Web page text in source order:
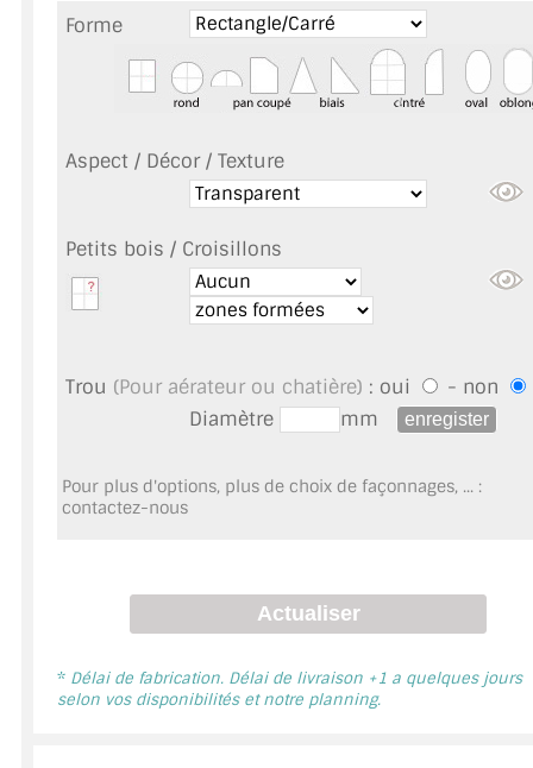
VERRE FEUILLETÉ
VERRE ANTI-REFLET
VERRE LAQUÉ/CRÉDENCE
VERRE FEUILLETÉ/TREMPÉ
DALLE DE SOL EN VERRE
GARDE CORPS EN VERRE
ACCESSOIRES & QUINCAILLERIE
Forme
Aspect / Décor / Texture
Petits bois / Croisillons
Trou (Pour aérateur ou chatière) : oui
- non
Diamètre
mm
Pour plus d'options, plus de choix de façonnages, ... :
contactez-nous
* Délai de fabrication. Délai de livraison +1 a quelques jours
selon vos disponibilités et notre planning.